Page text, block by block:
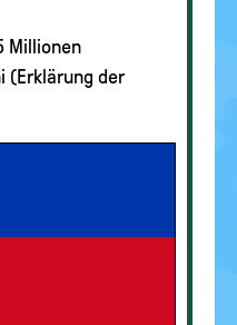
Millionen
(Erklärung der